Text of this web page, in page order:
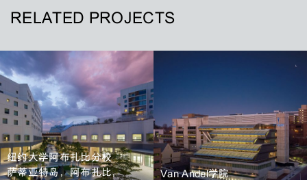
RELATED PROJECTS
纽约大学阿布扎比分校
萨蒂亚特岛，阿布扎比，
Van Andel学院